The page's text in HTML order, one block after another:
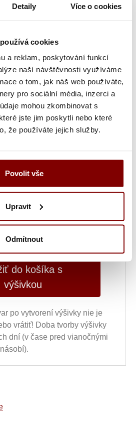
Detaily Více o cookies
cookies
a reklam, poskytování funkcí
naší návštěvnosti využíváme
o tom, jak náš web používáte,
pro sociální média, inzerci a
mohou zkombinovat s
jste jim poskytli nebo které
že používáte jejich služby.
Povolit vše
Upravit
Odmítnout
uložené.
nebo pracovní pozice.
vyšitie (logo + text) +
už logo vyšívali, máme ho
pre vás neplatí. Maximálne
mená, prezývky alebo
(bez grafickej úpravy) +
už logo nechali vyšívať a
do košíka s
výšivkou
po vytvorení výšivky nie je
vrátiť! Doba tvorby výšivky
dní (v čase pred vianočnými